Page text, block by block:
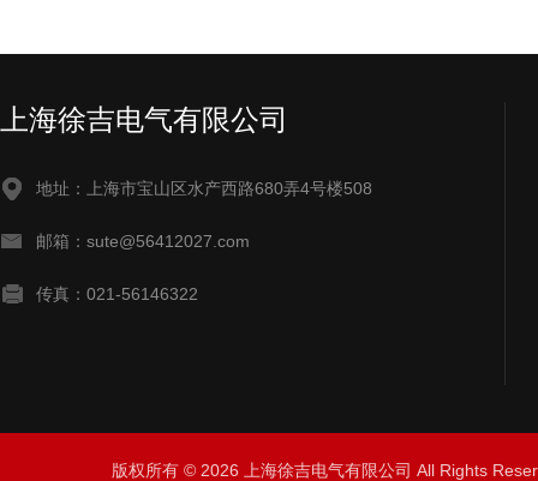
上海徐吉电气有限公司
地址：上海市宝山区水产西路680弄4号楼508
邮箱：sute@56412027.com
传真：021-56146322
版权所有 © 2026 上海徐吉电气有限公司 All Rights